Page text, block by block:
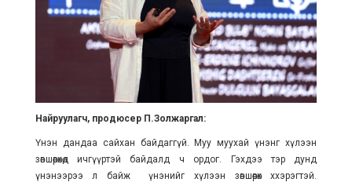
Найруулагч, продюсер П.Золжаргал:
Үнэн дандаа сайхан байдаггүй. Муу муухай үнэнг хүлээн
зөвшөөрөхөд ичгүүртэй байдалд ч ордог. Гэхдээ тэр дунд
үнэнээрээ л байж үнэнийг хүлээн зөвшөөрөх ххэрэгтэй.